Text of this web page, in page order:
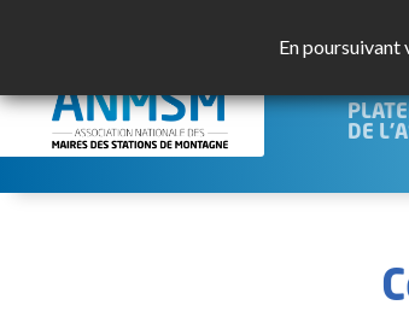
En poursuivant
DE